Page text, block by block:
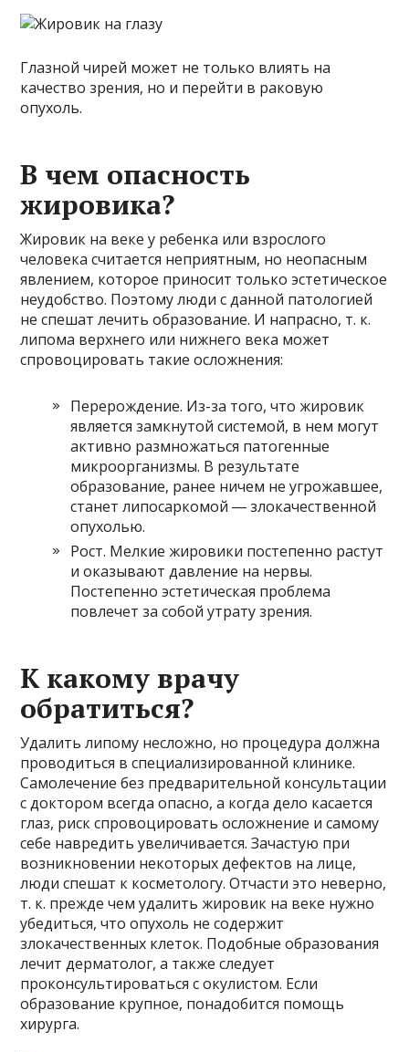
Глазной чирей может не только влиять на
качество зрения, но и перейти в раковую
опухоль.
В чем опасность
жировика?
Жировик на веке у ребенка или взрослого
человека считается неприятным, но неопасным
явлением, которое приносит только эстетическое
неудобство. Поэтому люди с данной патологией
не спешат лечить образование. И напрасно, т. к.
липома верхнего или нижнего века может
спровоцировать такие осложнения:
Перерождение. Из-за того, что жировик
является замкнутой системой, в нем могут
активно размножаться патогенные
микроорганизмы. В результате
образование, ранее ничем не угрожавшее,
станет липосаркомой ― злокачественной
опухолью.
Рост. Мелкие жировики постепенно растут
и оказывают давление на нервы.
Постепенно эстетическая проблема
повлечет за собой утрату зрения.
К какому врачу
обратиться?
Удалить липому несложно, но процедура должна
проводиться в специализированной клинике.
Самолечение без предварительной консультации
с доктором всегда опасно, а когда дело касается
глаз, риск спровоцировать осложнение и самому
себе навредить увеличивается. Зачастую при
возникновении некоторых дефектов на лице,
люди спешат к косметологу. Отчасти это неверно,
т. к. прежде чем удалить жировик на веке нужно
убедиться, что опухоль не содержит
злокачественных клеток. Подобные образования
лечит дерматолог, а также следует
проконсультироваться с окулистом. Если
образование крупное, понадобится помощь
хирурга.